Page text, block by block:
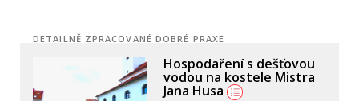
DETAILNĚ ZPRACOVANÉ DOBRÉ PRAXE
Hospodaření s dešťovou
vodou na kostele Mistra
Jana Husa